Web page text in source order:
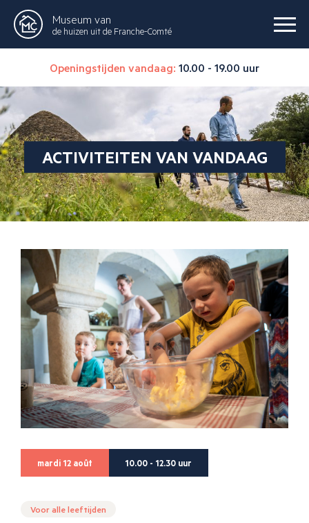
Museum van
de huizen uit de Franche-Comté
Openingstijden vandaag: 10.00 - 19.00 uur
ACTIVITEITEN VAN VANDAAG
mardi 12 août 10.00 - 12.30 uur
Voor alle leeftijden